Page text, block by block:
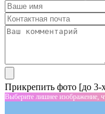
Прикрепить фото [до 3-
Выберите лишнее изображение,